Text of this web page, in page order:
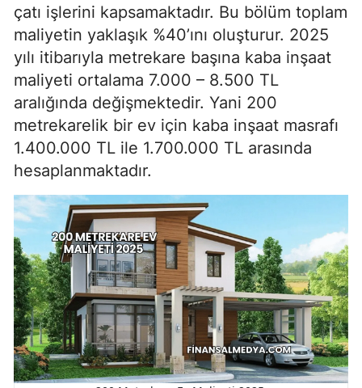
çatı işlerini kapsamaktadır. Bu bölüm toplam
maliyetin yaklaşık %40’ını oluşturur. 2025
yılı itibarıyla metrekare başına kaba inşaat
maliyeti ortalama 7.000 – 8.500 TL
aralığında değişmektedir. Yani 200
metrekarelik bir ev için kaba inşaat masrafı
1.400.000 TL ile 1.700.000 TL arasında
hesaplanmaktadır.